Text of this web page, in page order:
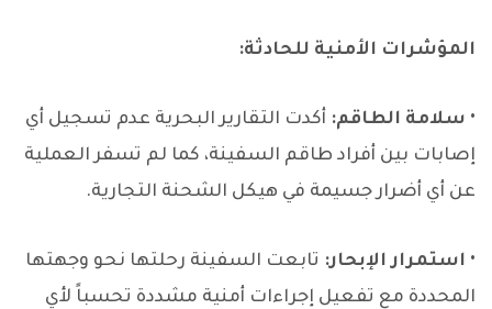
المؤشرات الأمنية للحادثة:
• سلامة الطاقم: أكدت التقارير البحرية عدم تسجيل أي
إصابات بين أفراد طاقم السفينة، كما لم تسفر العملية
عن أي أضرار جسيمة في هيكل الشحنة التجارية.
• استمرار الإبحار: تابعت السفينة رحلتها نحو وجهتها
المحددة مع تفعيل إجراءات أمنية مشددة تحسباً لأي